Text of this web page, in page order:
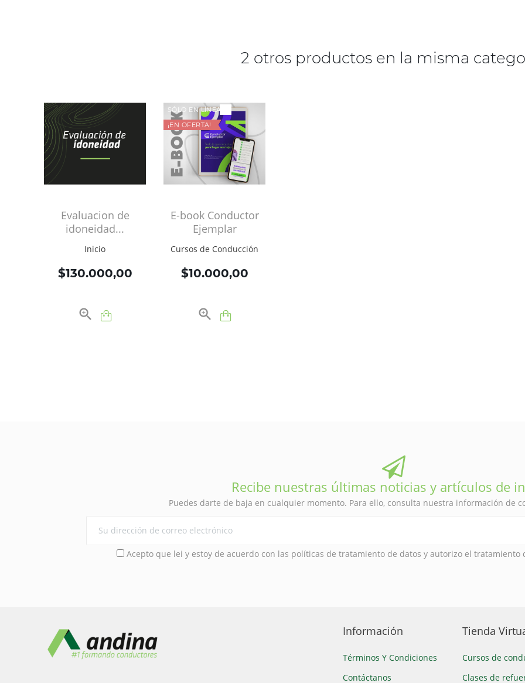
2 otros productos en la misma
Evaluacion de
idoneidad...
Inicio
Precio
$130.000,00
SÓLO EN LÍNEA
¡EN OFERTA!
E-book Conductor
Ejemplar
Cursos de Conducción
Precio
$10.000,00
Recibe nuestras últimas noticias y artículos de
Puedes darte de baja en cualquier momento. Para ello, consulta nuestra información de
Acepto que lei y estoy de acuerdo con las políticas de tratamiento de datos y autorizo el tratamiento
Información
Términos Y Condiciones
Contáctanos
Tienda
Cursos de
Clases de